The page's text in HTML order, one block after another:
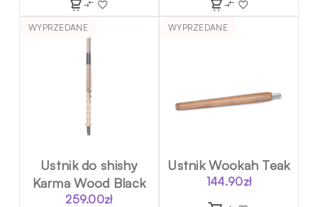
WYPRZEDANE
Ustnik do shishy
Karma Wood Black
259.00zł
WYPRZEDANE
Ustnik Wookah Teak
144.90zł